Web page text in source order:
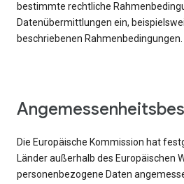
bestimmte rechtliche
Datenübermittlungen ein,
beschriebenen Rahmenbedingungen.
Die Europäische Kommission hat
Länder außerhalb des Europäischen
personenbezogene Daten